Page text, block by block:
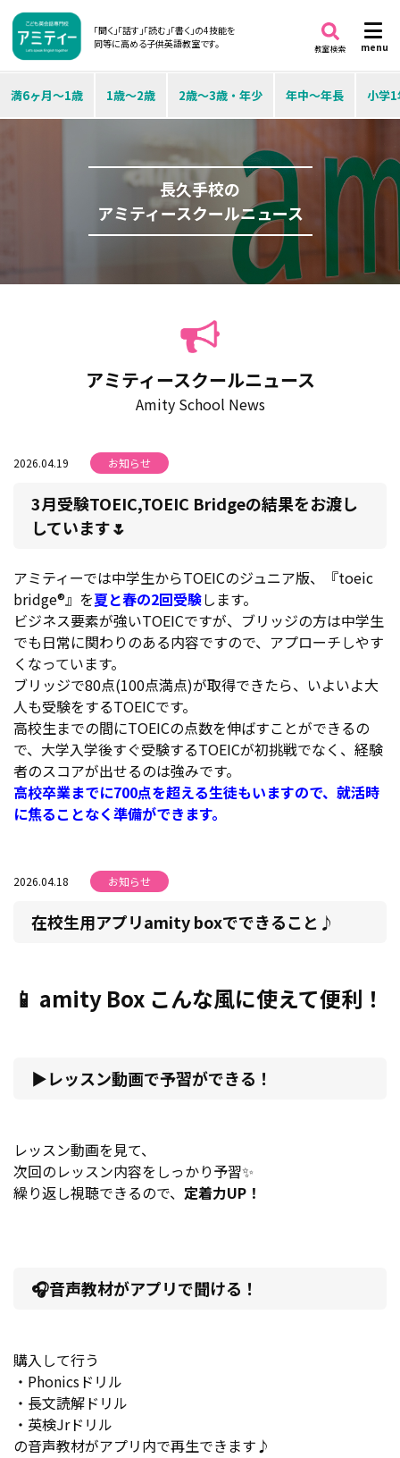
「聞く」「話す」「読む」「書く」の4技能を
同等に高める子供英語教室です。
menu
教室検索
満6ヶ月～1歳 1歳～2歳 2歳～3歳・年少 年中～年長 小学
長久手校の
アミティースクールニュース
アミティースクールニュース
Amity School News
2026.04.19 お知らせ
3月受験TOEIC,TOEIC Bridgeの結果をお渡し
しています🌷
アミティーでは中学生からTOEICのジュニア版、『toeic
bridge®』を夏と春の2回受験します。
ビジネス要素が強いTOEICですが、ブリッジの方は中学生
でも日常に関わりのある内容ですので、アプローチしやす
くなっています。
ブリッジで80点(100点満点)が取得できたら、いよいよ大
人も受験をするTOEICです。
高校生までの間にTOEICの点数を伸ばすことができるの
で、大学入学後すぐ受験するTOEICが初挑戦でなく、経験
者のスコアが出せるのは強みです。
高校卒業までに700点を超える生徒もいますので、就活時
に焦ることなく準備ができます。
2026.04.18 お知らせ
在校生用アプリamity boxでできること♪
📱 amity Box こんな風に使えて便利！
▶️レッスン動画で予習ができる！
レッスン動画を見て、
次回のレッスン内容をしっかり予習✨
繰り返し視聴できるので、 定着力UP！
🎧音声教材がアプリで聞ける！
購入して行う
・Phonicsドリル
・長文読解ドリル
・英検Jrドリル
の音声教材がアプリ内で再生できます♪